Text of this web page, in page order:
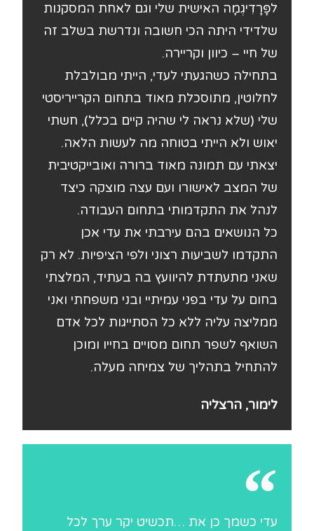
לפָּרָדִיגְמָה האישית שלי וגם לאחת המסקנות
שלדידי היתה הכי חשובה ונדרשת בשלב זה
של חיי – כיוון וקריירה.
בתחילה כשהגעתי לעדי, הייתי מבולבלת
לחלוטין, מתוסכלת מאוד בתחום הקרייריסטי
שלי (שלא נראה לי שהיה קיים בכלל), חשתי
יאוש ולא הייתי בטוחה מה לעשות הלאה.
יצאתי עם תמונה מאוד ברורה ואובייקטיבית
של המצב לאישורו ועם עצה מוצקה כיצד
לנהל את התקדמותי בתחום העבודה.
כל הנושאים בהם עירבתי את עדי אכן
התקדמו לשביעות רצוני ולפי הציפיות. לא רק
שאני מתעתדת להיוועץ בה בעתיד, המלצתי
בחום על עדי בפני עמיתיי ובני משפחתי ואני
ממליצה עליה ללא כל הסתייגות לכל אדם
השואף לשפר תחום מסויים בחייו ומוכן
להתחיל בתהליך של צמיחה מעלה.
לימור, הרצליה
עדי כשמך כן את …תכשיט יקר ערך לכל